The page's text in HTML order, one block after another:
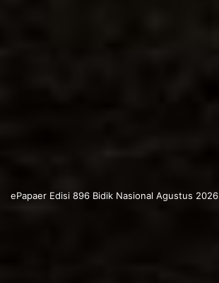
ePapaer Edisi 896 Bidik Nasional Agustus 2026